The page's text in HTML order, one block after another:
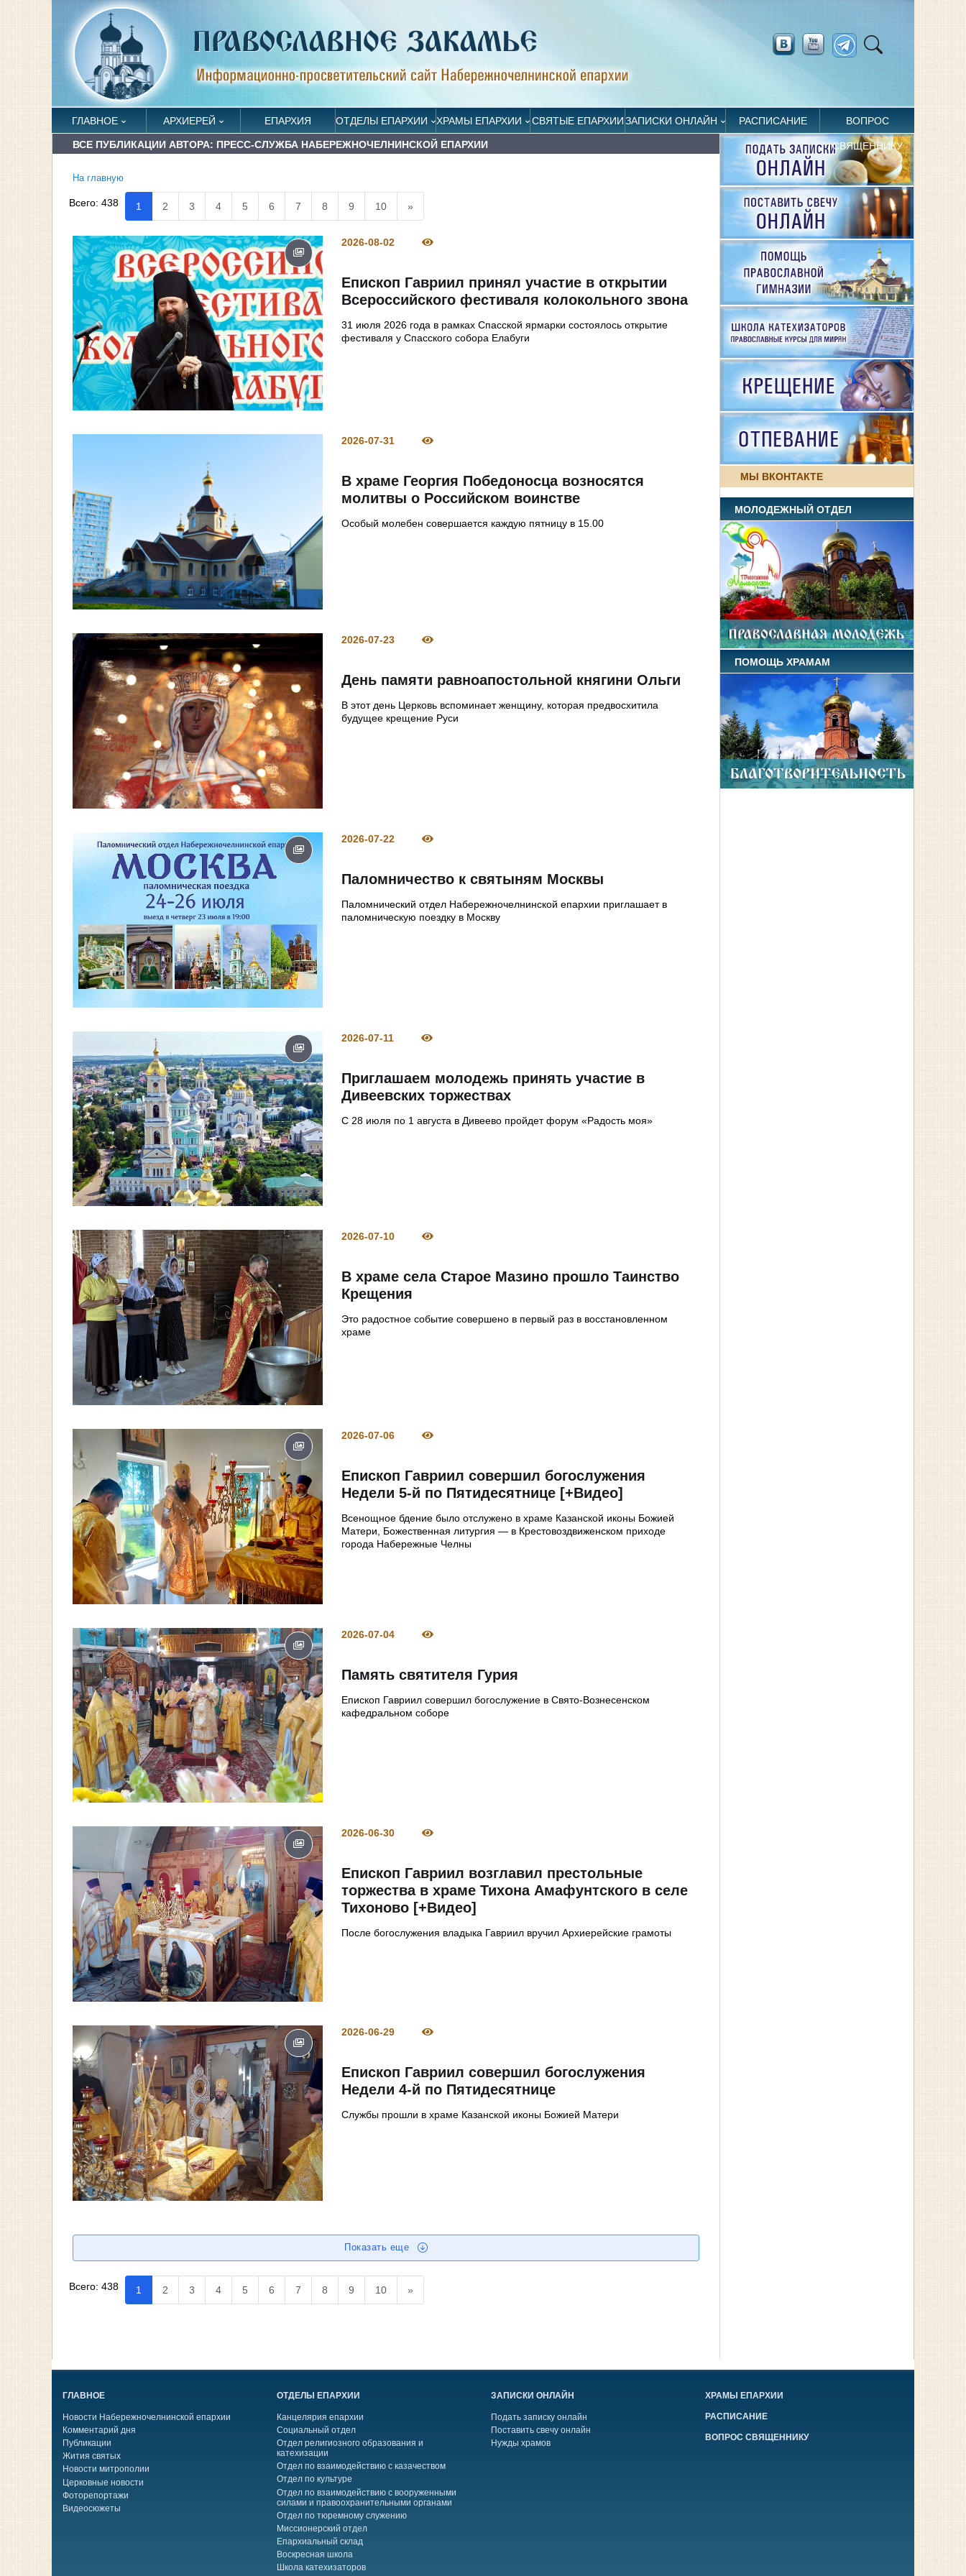
ГЛАВНОЕ АРХИЕРЕЙ ЕПАРХИЯ ОТДЕЛЫ ЕПАРХИИ ХРАМЫ ЕПАРХИИ СВЯТЫЕ ЕПАРХИИЗАПИСКИ ОНЛАЙН РАСПИСАНИЕ ВОПРОС
СВЯЩЕННИКУ
ВСЕ ПУБЛИКАЦИИ АВТОРА: ПРЕСС-СЛУЖБА НАБЕРЕЖНОЧЕЛНИНСКОЙ ЕПАРХИИ
На главную
Всего:438 1 2 3 4 5 6 7 8 9 10 »
2026-08-02
Епископ Гавриил принял участие в открытии
Всероссийского фестиваля колокольного звона
31 июля 2026 года в рамках Спасской ярмарки состоялось открытие
фестиваля у Спасского собора Елабуги
2026-07-31
В храме Георгия Победоносца возносятся
молитвы о Российском воинстве
Особый молебен совершается каждую пятницу в 15.00
2026-07-23
День памяти равноапостольной княгини Ольги
В этот день Церковь вспоминает женщину, которая предвосхитила
будущее крещение Руси
2026-07-22
Паломничество к святыням Москвы
Паломнический отдел Набережночелнинской епархии приглашает в
паломническую поездку в Москву
2026-07-11
Приглашаем молодежь принять участие в
Дивеевских торжествах
С 28 июля по 1 августа в Дивеево пройдет форум «Радость моя»
2026-07-10
В храме села Старое Мазино прошло Таинство
Крещения
Это радостное событие совершено в первый раз в восстановленном
храме
2026-07-06
Епископ Гавриил совершил богослужения
Недели 5-й по Пятидесятнице [+Видео]
Всенощное бдение было отслужено в храме Казанской иконы Божией
Матери, Божественная литургия — в Крестовоздвиженском приходе
города Набережные Челны
2026-07-04
Память святителя Гурия
Епископ Гавриил совершил богослужение в Свято-Вознесенском
кафедральном соборе
2026-06-30
Епископ Гавриил возглавил престольные
торжества в храме Тихона Амафунтского в селе
Тихоново [+Видео]
После богослужения владыка Гавриил вручил Архиерейские грамоты
2026-06-29
Епископ Гавриил совершил богослужения
Недели 4-й по Пятидесятнице
Службы прошли в храме Казанской иконы Божией Матери
Показать еще
Всего:438 1 2 3 4 5 6 7 8 9 10 »
МЫ ВКОНТАКТЕ
МОЛОДЕЖНЫЙ ОТДЕЛ
ПОМОЩЬ ХРАМАМ
ГЛАВНОЕ
Новости Набережночелнинской епархии
Комментарий дня
Публикации
Жития святых
Новости митрополии
Церковные новости
Фоторепортажи
Видеосюжеты
ОТДЕЛЫ ЕПАРХИИ
Канцелярия епархии
Социальный отдел
Отдел религиозного образования и
катехизации
Отдел по взаимодействию с казачеством
Отдел по культуре
Отдел по взаимодействию с вооруженными
силами и правоохранительными органами
Отдел по тюремному служению
Миссионерский отдел
Епархиальный склад
Воскресная школа
Школа катехизаторов
ЗАПИСКИ ОНЛАЙН
Подать записку онлайн
Поставить свечу онлайн
Нужды храмов
ХРАМЫ ЕПАРХИИ
РАСПИСАНИЕ
ВОПРОС СВЯЩЕННИКУ